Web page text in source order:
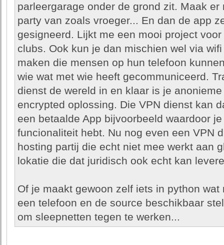
parleergarage onder de grond zit. Maak
party van zoals vroeger... En dan de app
gesigneerd. Lijkt me een mooi project
clubs. Ook kun je dan mischien wel via
maken die mensen op hun telefoon
wie wat met wie heeft gecommuniceerd.
dienst de wereld in en klaar is je
encrypted oplossing. Die VPN dienst kan
een betaalde App bijvoorbeeld waardoor
funcionaliteit hebt. Nu nog even een VPN
hosting partij die echt niet mee werkt aan
lokatie die dat juridisch ook echt kan
Of je maakt gewoon zelf iets in python
een telefoon en de source beschikbaar
om sleepnetten tegen te werken...